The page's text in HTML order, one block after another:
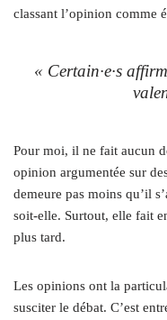
classant l’opinion comme
« Certain·e·s
Pour moi, il ne fait aucun
opinion argumentée sur
demeure pas moins qu’il
soit-elle. Surtout, elle fait
plus tard.
Les opinions ont la
susciter le débat. C’est